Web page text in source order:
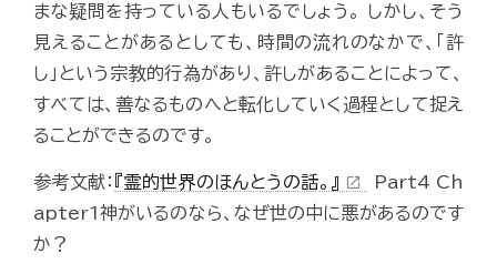
まな疑問を持っている人もいるでしょう。 しかし、そう
見えることがあるとしても、時間の流れのなかで、「許
し」という宗教的行為があり、許しがあることによって、
すべては、善なるものへと転化していく過程として捉え
ることができるのです。
参考文献： 『霊的世界のほんとうの話。』 open_in_new
Part4 Ch
apter1神がいるのなら、なぜ世の中に悪があるのです
か？